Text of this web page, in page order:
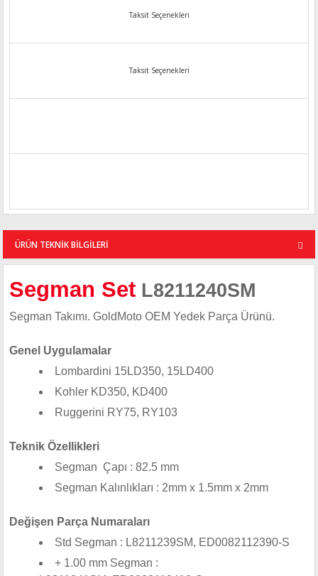
Taksit Seçenekleri
Taksit Seçenekleri
ÜRÜN TEKNİK BİLGİLERİ
Segman Set L8211240SM
Segman Takımı. GoldMoto OEM Yedek Parça Ürünü.
Genel Uygulamalar
Lombardini 15LD350, 15LD400
Kohler KD350, KD400
Ruggerini RY75, RY103
Teknik Özellikleri
Segman Çapı : 82.5 mm
Segman Kalınlıkları : 2mm x 1.5mm x 2mm
Değişen Parça Numaraları
Std Segman : L8211239SM, ED0082112390-S
+ 1.00 mm Segman :